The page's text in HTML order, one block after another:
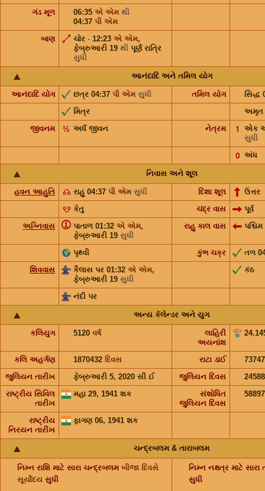
ગંડ મૂળ 06:35 એ એમ થી
04:37 પી એમ
બાણ
ચોર - 12:23 એ એમ,
ફેબ્રુઆરી 19 થી પૂર્ણ રાત્રિ
સુધી
આનંદાદિ અને તમિલ યોગ
આનંદાદિ યોગ છત્ર 04:37 પી એમ સુધી તમિલ યોગ
સિદ્ધ
મિત્ર
અમૃત
જીવનમ
અર્ધ જીવન
½ નેત્રમ
એક
સુધી
𝟣
અંધ
𝟢
નિવાસ અને શૂલ
હવન આહુતિ રાહુ 04:37 પી એમ સુધી
☊ દિશા શૂલ
ઉત્તર
કેતુ
☋ ચંદ્ર વાસ
પૂર્વ
અગ્નિવાસ
પાતાળ 01:32 એ એમ,
ફેબ્રુઆરી 19 સુધી
ⓘ રાહુ કાલ વાસ પશ્ચિમ
પૃથ્વી કુંભ ચક્ર
તળ
શિવવાસ
કૈલાસ પર 01:32 એ એમ,
ફેબ્રુઆરી 19 સુધી
કંઠ
નંદી પર
અન્ય કૅલેન્ડર અને યુગ
કલિયુગ 5120 વર્ષ
લાહિરી
અયનાંશ
કલિ અહર્ગણ 1870432 દિવસ રાટા ડાઈ
જુલિયન તારીખ
ફેબ્રુઆરી 5, 2020 સી ઈ જુલિયન દિવસ
રાષ્ટ્રીય સિવિલ
તારીખ
મહા 29, 1941 શક
સંશોધિત
જુલિયન દિવસ
રાષ્ટ્રીય
નિરયન તારીખ
ફાગણ 06, 1941 શક
ચન્દ્રબલમ & તારાબલમ
નિમ્ન રાશિ માટે સારા ચન્દ્રબલમ બીજા દિવસે
સૂર્યોદય સુધી
નિમ્ન નક્ષત્ર માટે સારા
સુધી